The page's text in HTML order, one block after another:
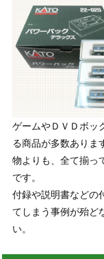
ゲームやＤＶＤボッ
る商品が多数ありま
物よりも、全て揃っ
です。
付録や説明書などの
てしまう事例が殆ど
い。